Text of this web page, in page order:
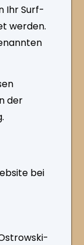
Ihr Surf-
werden.
der
bei